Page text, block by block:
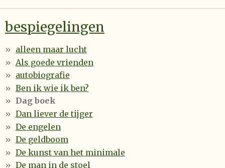
s
t
e
r
r
e
n
r
e
n
r
e
n
r
e
n
r
e
n
bespiegelingen
alleen maar lucht
Als goede vrienden
autobiografie
Ben ik wie ik ben?
Dag boek
Dan liever de tijger
De engelen
De geldboom
De kunst van het minimale
De man in de stoel